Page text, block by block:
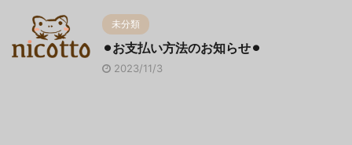
未分類
⚫︎お支払い方法のお知らせ⚫︎
2023/11/3